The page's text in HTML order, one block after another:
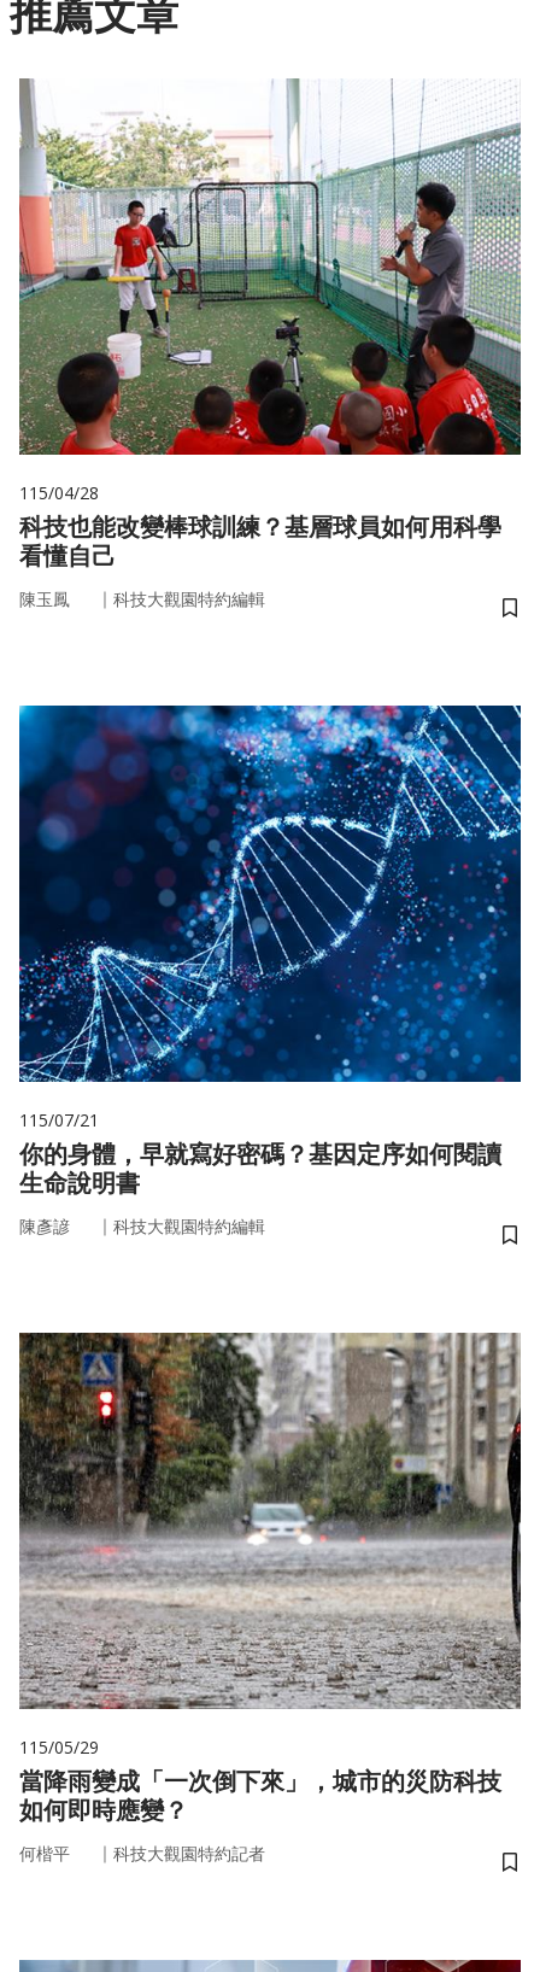
推薦文章
115/04/28
科技也能改變棒球訓練？基層球員如何用科學
看懂自己
陳玉鳳 ｜ 科技大觀園特約編輯
儲
115/07/21
你的身體，早就寫好密碼？基因定序如何閱讀
生命說明書
陳彥諺 ｜ 科技大觀園特約編輯
儲
115/05/29
當降雨變成「一次倒下來」，城市的災防科技
如何即時應變？
何楷平 ｜ 科技大觀園特約記者
儲